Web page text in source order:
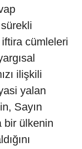
iftira cümleleri
ilişkili
yalan
Sayın
bir ülkenin